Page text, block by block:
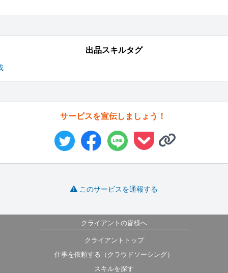
出品スキルタグ
サービスを宣伝しましょう！
このサービスを通報する
クライアントの皆様へ
クライアントトップ
仕事を依頼する（クラウドソーシング）
スキルを探す